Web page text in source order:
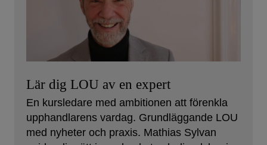
Lär dig LOU av en expert
En kursledare med ambitionen att förenkla
upphandlarens vardag. Grundläggande LOU
med nyheter och praxis. Mathias Sylvan